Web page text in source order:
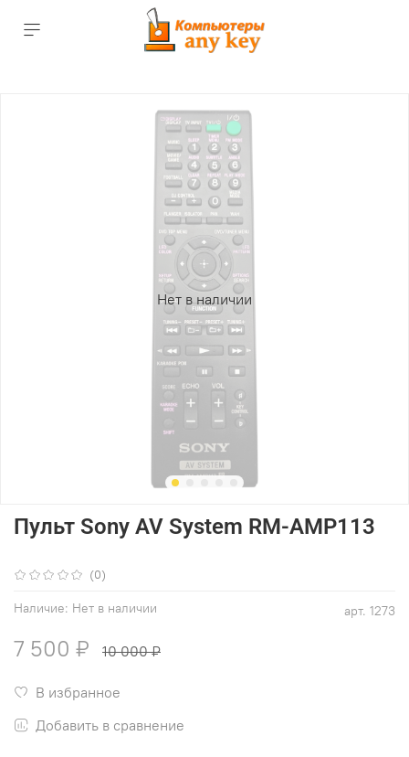
Нет в наличии
(0)
арт. 1273
Наличие: Нет в наличии
Пульт Sony AV System RM-AMP113
7 500 ₽ 10 000 ₽
В избранное
Добавить в сравнение